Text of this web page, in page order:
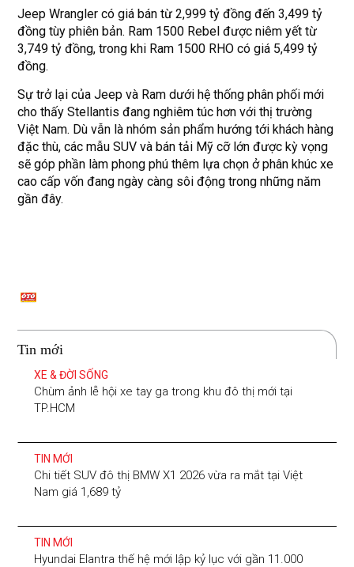
Jeep Wrangler có giá bán từ 2,999 tỷ đồng đến 3,499 tỷ
đồng tùy phiên bản. Ram 1500 Rebel được niêm yết từ
3,749 tỷ đồng, trong khi Ram 1500 RHO có giá 5,499 tỷ
đồng.
Sự trở lại của Jeep và Ram dưới hệ thống phân phối mới
cho thấy Stellantis đang nghiêm túc hơn với thị trường
Việt Nam. Dù vẫn là nhóm sản phẩm hướng tới khách hàng
đặc thù, các mẫu SUV và bán tải Mỹ cỡ lớn được kỳ vọng
sẽ góp phần làm phong phú thêm lựa chọn ở phân khúc xe
cao cấp vốn đang ngày càng sôi động trong những năm
gần đây.
Tin mới
XE & ĐỜI SỐNG
Chùm ảnh lễ hội xe tay ga trong khu đô thị mới tại
TP.HCM
TIN MỚI
Chi tiết SUV đô thị BMW X1 2026 vừa ra mắt tại Việt
Nam giá 1,689 tỷ
TIN MỚI
Hyundai Elantra thế hệ mới lập kỷ lục với gần 11.000